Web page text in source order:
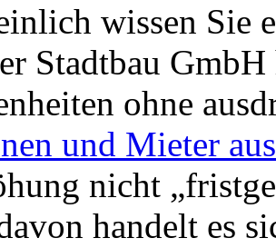
wissen Sie
Stadtbau
ohne
und Mieter
nicht
handelt es